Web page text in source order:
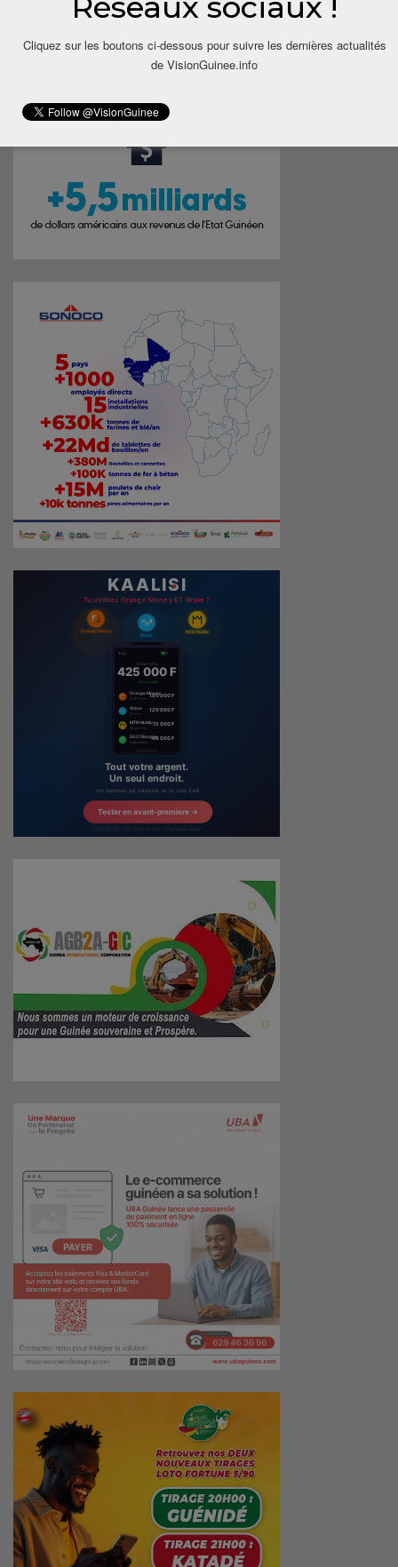
Cliquez sur les boutons ci-dessous pour suivre les dernières actualités
de VisionGuinee.info